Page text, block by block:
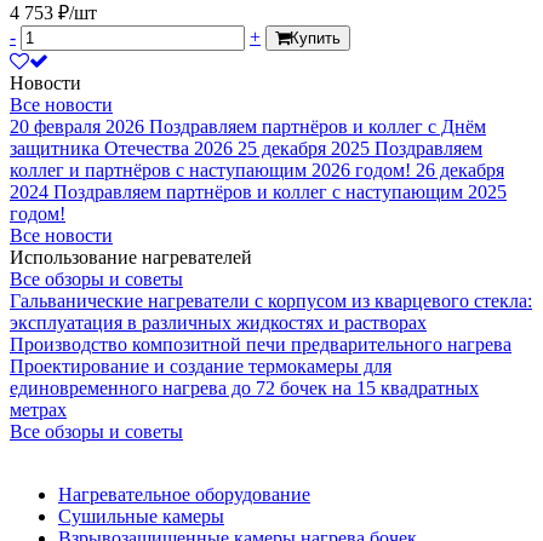
4 753 ₽/шт
-
+ Купить
Новости
Все новости
20 февраля 2026 Поздравляем партнёров и коллег с Днём
защитника Отечества 2026 25 декабря 2025 Поздравляем
коллег и партнёров с наступающим 2026 годом! 26 декабря
2024 Поздравляем партнёров и коллег с наступающим 2025
годом!
Все новости
Использование нагревателей
Все обзоры и советы
Гальванические нагреватели с корпусом из кварцевого стекла:
эксплуатация в различных жидкостях и растворах
Производство композитной печи предварительного нагрева
Проектирование и создание термокамеры для
единовременного нагрева до 72 бочек на 15 квадратных
метрах
Все обзоры и советы
Нагревательное оборудование
Сушильные камеры